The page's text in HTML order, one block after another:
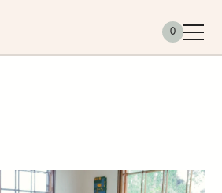
0